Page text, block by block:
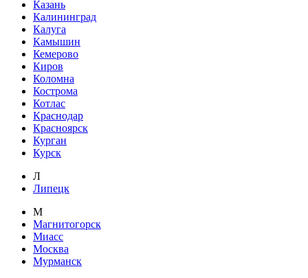
Казань
Калининград
Калуга
Камышин
Кемерово
Киров
Коломна
Кострома
Котлас
Краснодар
Красноярск
Курган
Курск
Л
Липецк
М
Магнитогорск
Миасс
Москва
Мурманск